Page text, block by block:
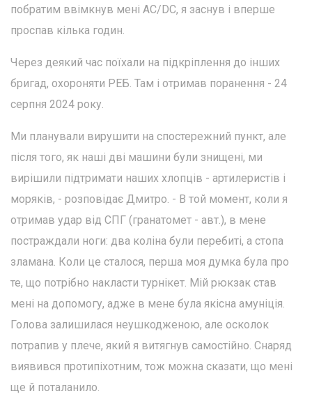
побратим ввімкнув мені AC/DC, я заснув і вперше
проспав кілька годин.
Через деякий час поїхали на підкріплення до інших
бригад, охороняти РЕБ. Там і отримав поранення - 24
серпня 2024 року.
Ми планували вирушити на спостережний пункт, але
після того, як наші дві машини були знищені, ми
вирішили підтримати наших хлопців - артилеристів і
моряків, - розповідає Дмитро. - В той момент, коли я
отримав удар від СПГ (гранатомет - авт.), в мене
постраждали ноги: два коліна були перебиті, а стопа
зламана. Коли це сталося, перша моя думка була про
те, що потрібно накласти турнікет. Мій рюкзак став
мені на допомогу, адже в мене була якісна амуніція.
Голова залишилася неушкодженою, але осколок
потрапив у плече, який я витягнув самостійно. Снаряд
виявився протипіхотним, тож можна сказати, що мені
ще й поталанило.